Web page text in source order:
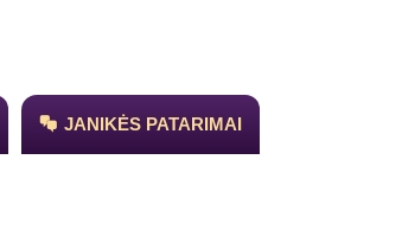
JANIKĖS PATARIMAI